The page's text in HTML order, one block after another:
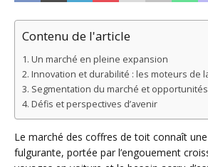
Contenu de l'article
Un marché en pleine expansion
Innovation et durabilité : les moteurs de
Segmentation du marché et
Défis et perspectives d’avenir
Le marché des coffres de toit connaît
fulgurante, portée par l’engouement